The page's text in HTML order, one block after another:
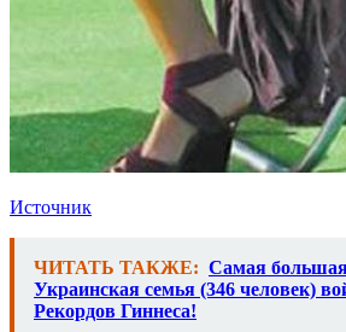
Источник
ЧИТАТЬ ТАКЖЕ: Самая
Украинская семья (346 человек)
Рекордов Гиннеса!